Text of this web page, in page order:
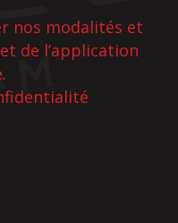
nos modalités et
de l’application